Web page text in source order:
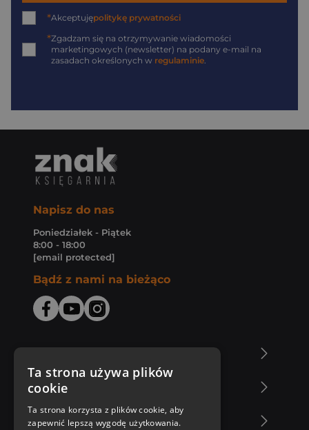
*Akceptujępolitykę prywatności
*Zgadzam się na otrzymywanie wiadomości
marketingowych (newsletter) na podany e-mail na
zasadach określonych w regulaminie
Napisz do nas
Poniedziałek - Piątek
8:00 - 18:00
[email protected]
Bądź z nami na bieżąco
Zakupy u nas
Nasza oferta
Ta strona używa plików
cookie
Ta strona korzysta z plików cookie, aby
zapewnić lepszą wygodę użytkowania.